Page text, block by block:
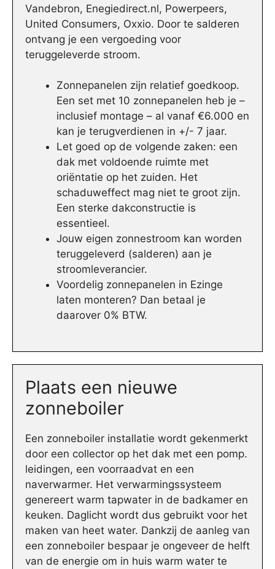
Vandebron, Enegiedirect.nl, Powerpeers,
United Consumers, Oxxio. Door te salderen
ontvang je een vergoeding voor
teruggeleverde stroom.
Zonnepanelen zijn relatief goedkoop.
Een set met 10 zonnepanelen heb je –
inclusief montage – al vanaf €6.000 en
kan je terugverdienen in +/- 7 jaar.
Let goed op de volgende zaken: een
dak met voldoende ruimte met
oriëntatie op het zuiden. Het
schaduweffect mag niet te groot zijn.
Een sterke dakconstructie is
essentieel.
Jouw eigen zonnestroom kan worden
teruggeleverd (salderen) aan je
stroomleverancier.
Voordelig zonnepanelen in Ezinge
laten monteren? Dan betaal je
daarover 0% BTW.
Plaats een nieuwe
zonneboiler
Een zonneboiler installatie wordt gekenmerkt
door een collector op het dak met een pomp.
leidingen, een voorraadvat en een
naverwarmer. Het verwarmingssysteem
genereert warm tapwater in de badkamer en
keuken. Daglicht wordt dus gebruikt voor het
maken van heet water. Dankzij de aanleg van
een zonneboiler bespaar je ongeveer de helft
van de energie om in huis warm water te